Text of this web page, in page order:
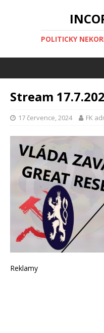
POLITICKY
Stream
17 července, 2024 FK
Reklamy